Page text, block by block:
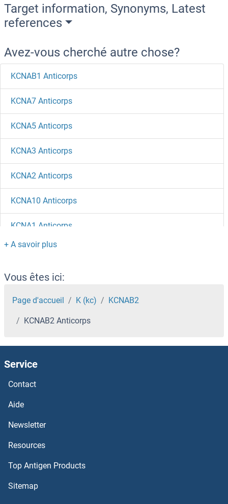
Target information, Synonyms, Latest
references
Avez-vous cherché autre chose?
KCNAB1 Anticorps
KCNA7 Anticorps
KCNA5 Anticorps
KCNA3 Anticorps
KCNA2 Anticorps
KCNA10 Anticorps
KCNA1 Anticorps
KCMF1 Anticorps
KCC2 Anticorps
KBTBD5 Anticorps
KBTBD13 Anticorps
KATNB1 Anticorps
KATNAL2 Anticorps
KATNAL1 Anticorps
Vous êtes ici:
Page d'accueil K (kc) KCNAB2
KCNAB2 Anticorps
Service
Contact
Aide
Newsletter
Resources
Top Antigen Products
Sitemap